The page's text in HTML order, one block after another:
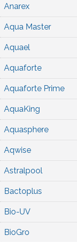
Anarex
Aqua Master
Aquael
Aquaforte
Aquaforte Prime
AquaKing
Aquasphere
Aqwise
Astralpool
Bactoplus
Bio-UV
BioGro